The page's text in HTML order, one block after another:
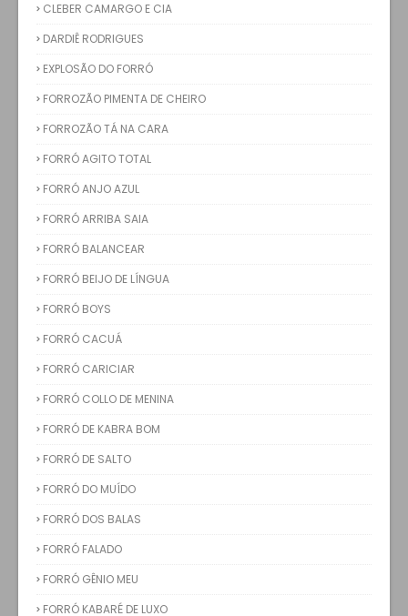
CLEBER CAMARGO E CIA
DARDIÊ RODRIGUES
EXPLOSÃO DO FORRÓ
FORROZÃO PIMENTA DE CHEIRO
FORROZÃO TÁ NA CARA
FORRÓ AGITO TOTAL
FORRÓ ANJO AZUL
FORRÓ ARRIBA SAIA
FORRÓ BALANCEAR
FORRÓ BEIJO DE LÍNGUA
FORRÓ BOYS
FORRÓ CACUÁ
FORRÓ CARICIAR
FORRÓ COLLO DE MENINA
FORRÓ DE KABRA BOM
FORRÓ DE SALTO
FORRÓ DO MUÍDO
FORRÓ DOS BALAS
FORRÓ FALADO
FORRÓ GÊNIO MEU
FORRÓ KABARÉ DE LUXO